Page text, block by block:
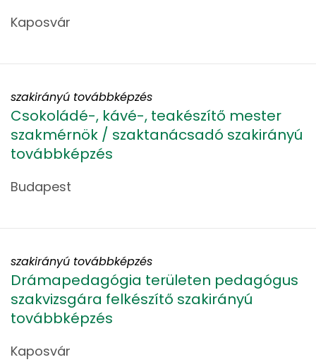
Kaposvár
Csokoládé-, kávé-, teakészítő mester
szakmérnök / szaktanácsadó szakirányú
továbbképzés
Budapest
szakirányú továbbképzés
Drámapedagógia területen pedagógus
szakvizsgára felkészítő szakirányú
továbbképzés
Kaposvár
szakirányú továbbképzés